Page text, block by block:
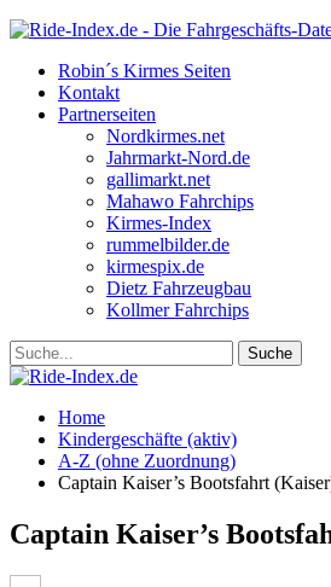
Robin´s Kirmes Seiten
Kontakt
Partnerseiten
Nordkirmes.net
Jahrmarkt-Nord.de
gallimarkt.net
Mahawo Fahrchips
Kirmes-Index
rummelbilder.de
kirmespix.de
Dietz Fahrzeugbau
Kollmer Fahrchips
Home
Kindergeschäfte (aktiv)
A-Z (ohne Zuordnung)
Captain Kaiser’s Bootsfahrt
Captain Kaiser’s